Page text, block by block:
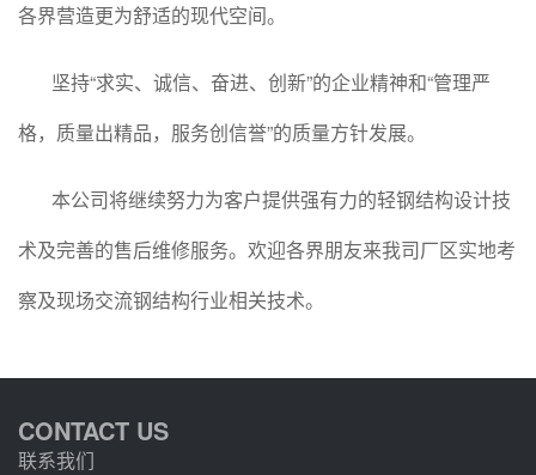
各界营造更为舒适的现代空间。
坚持“求实、诚信、奋进、创新”的企业精神和“管理严
格，质量出精品，服务创信誉”的质量方针发展。
本公司将继续努力为客户提供强有力的轻钢结构设计技
术及完善的售后维修服务。欢迎各界朋友来我司厂区实地考
察及现场交流钢结构行业相关技术。
CONTACT US
联系我们